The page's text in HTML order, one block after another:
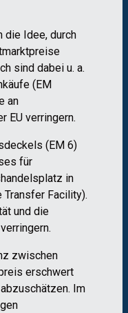
die Idee, durch
sind dabei u. a.
(EM
an
EU verringern.
s (EM 6)
für
in
Transfer Facility).
und die
verringern.
zwischen
erschwert
abzuschätzen. Im